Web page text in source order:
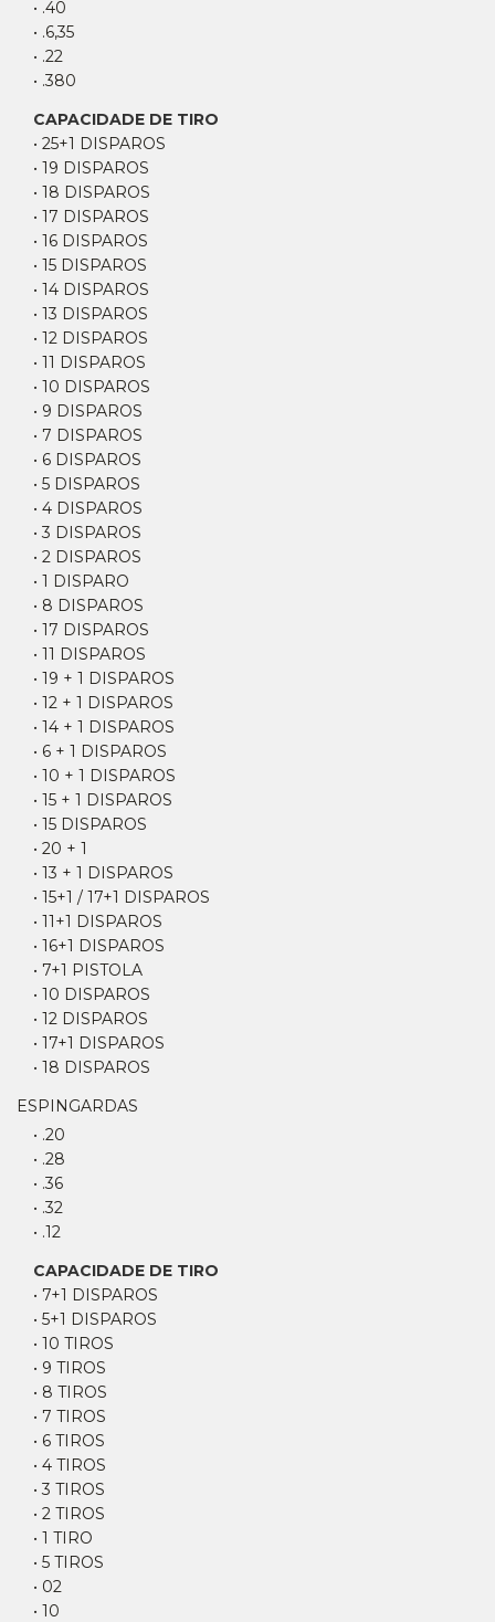
• .40
• .6,35
• .22
• .380
CAPACIDADE DE TIRO
• 25+1 DISPAROS
• 19 DISPAROS
• 18 DISPAROS
• 17 DISPAROS
• 16 DISPAROS
• 15 DISPAROS
• 14 DISPAROS
• 13 DISPAROS
• 12 DISPAROS
• 11 DISPAROS
• 10 DISPAROS
• 9 DISPAROS
• 7 DISPAROS
• 6 DISPAROS
• 5 DISPAROS
• 4 DISPAROS
• 3 DISPAROS
• 2 DISPAROS
• 1 DISPARO
• 8 DISPAROS
• 17 DISPAROS
• 11 DISPAROS
• 19 + 1 DISPAROS
• 12 + 1 DISPAROS
• 14 + 1 DISPAROS
• 6 + 1 DISPAROS
• 10 + 1 DISPAROS
• 15 + 1 DISPAROS
• 15 DISPAROS
• 20 + 1
• 13 + 1 DISPAROS
• 15+1 / 17+1 DISPAROS
• 11+1 DISPAROS
• 16+1 DISPAROS
• 7+1 PISTOLA
• 10 DISPAROS
• 12 DISPAROS
• 17+1 DISPAROS
• 18 DISPAROS
ESPINGARDAS
• .20
• .28
• .36
• .32
• .12
CAPACIDADE DE TIRO
• 7+1 DISPAROS
• 5+1 DISPAROS
• 10 TIROS
• 9 TIROS
• 8 TIROS
• 7 TIROS
• 6 TIROS
• 4 TIROS
• 3 TIROS
• 2 TIROS
• 1 TIRO
• 5 TIROS
• 02
• 10